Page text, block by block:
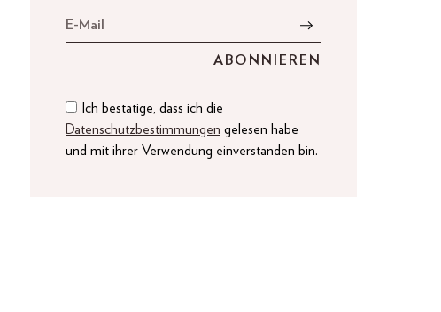
Ich bestätige, dass ich die
Datenschutzbestimmungen gelesen habe
und mit ihrer Verwendung einverstanden bin.